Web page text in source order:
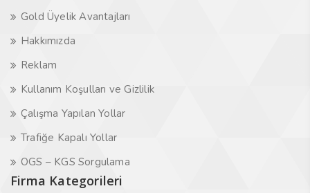
Gold Üyelik Avantajları
Hakkımızda
Reklam
Kullanım Koşulları ve Gizlilik
Çalışma Yapılan Yollar
Trafiğe Kapalı Yollar
OGS – KGS Sorgulama
Firma Kategorileri